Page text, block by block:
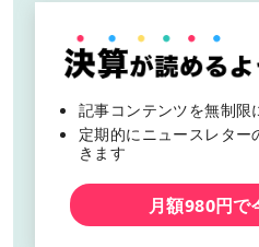
記事コンテンツを無制限
定期的にニュースレタ
きます
月額980円で